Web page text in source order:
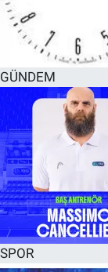
GÜNDEM
SPOR